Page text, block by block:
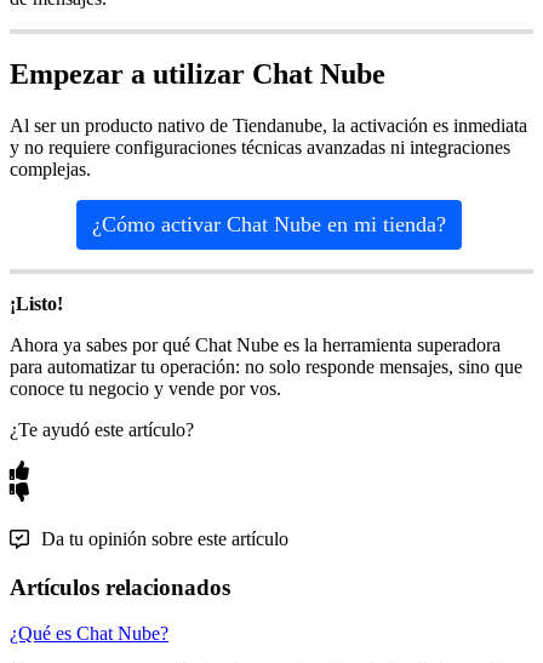
Empezar a utilizar Chat Nube
Al ser un producto nativo de Tiendanube, la activación es inmediata
y no requiere configuraciones técnicas avanzadas ni integraciones
complejas.
¿Cómo activar Chat Nube en mi tienda?
¡Listo!
Ahora ya sabes por qué Chat Nube es la herramienta superadora
para automatizar tu operación: no solo responde mensajes, sino que
conoce tu negocio y vende por vos.
¿Te ayudó este artículo?
Da tu opinión sobre este artículo
Artículos relacionados
¿Qué es Chat Nube?